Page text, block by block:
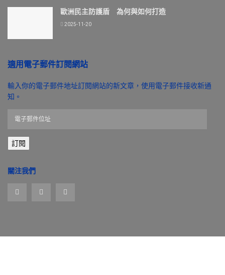
歐洲民主防護盾 為何與如何打造
2025-11-20
適用電子郵件訂閱網站
輸入你的電子郵件地址訂閱網站的新文章，使用電子郵件接收新通
知。
郵
件
址
訂閱
關注我們